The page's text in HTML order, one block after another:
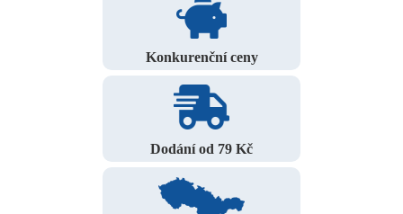
Konkurenční ceny
Dodání od 79 Kč